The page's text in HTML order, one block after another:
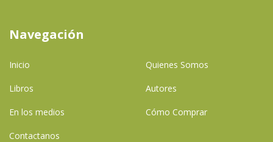
Navegación
Inicio Quienes Somos
Libros Autores
En los medios Cómo Comprar
Contactanos